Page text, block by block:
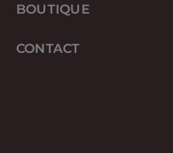
BOUTIQUE
CONTACT